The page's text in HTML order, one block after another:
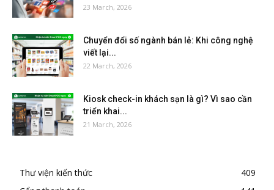
23 March, 2026
Chuyển đổi số ngành bán lẻ: Khi công nghệ
viết lại...
22 March, 2026
Kiosk check-in khách sạn là gì? Vì sao cần
triển khai...
21 March, 2026
Thư viện kiến thức
409